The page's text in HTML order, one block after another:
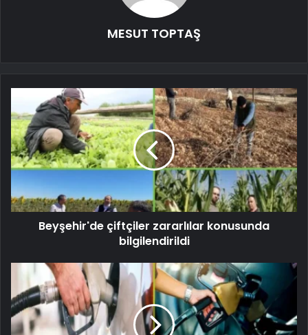
MESUT TOPTAŞ
Beyşehir'de çiftçiler zararlılar konusunda
bilgilendirildi